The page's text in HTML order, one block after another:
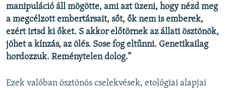
manipuláció áll mögötte, ami azt üzeni, hogy nézd meg
a megcélzott embertársait, sőt, ők nem is emberek,
ezért irtsd ki őket. S akkor előtörnek az állati ösztönök,
jöhet a kínzás, az ölés. Sose fog eltűnni. Genetikailag
hordozzuk. Reménytelen dolog.”
Ezek valóban ösztönös cselekvések, etológiai alapjai